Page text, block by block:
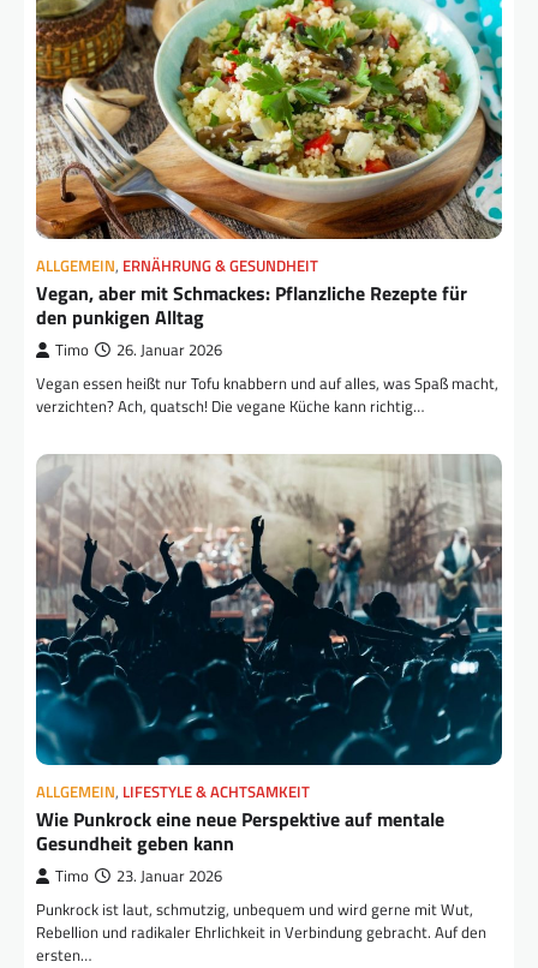
ALLGEMEIN, ERNÄHRUNG & GESUNDHEIT
Vegan, aber mit Schmackes: Pflanzliche Rezepte für
den punkigen Alltag
Timo 26. Januar 2026
Vegan essen heißt nur Tofu knabbern und auf alles, was Spaß macht,
verzichten? Ach, quatsch! Die vegane Küche kann richtig…
ALLGEMEIN, LIFESTYLE & ACHTSAMKEIT
Wie Punkrock eine neue Perspektive auf mentale
Gesundheit geben kann
Timo 23. Januar 2026
Punkrock ist laut, schmutzig, unbequem und wird gerne mit Wut,
Rebellion und radikaler Ehrlichkeit in Verbindung gebracht. Auf den
ersten…